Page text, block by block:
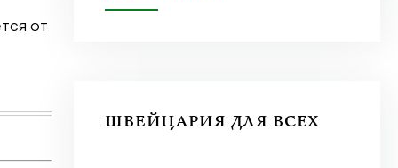
от
ШВЕЙЦАРИЯ ДЛЯ ВСЕХ